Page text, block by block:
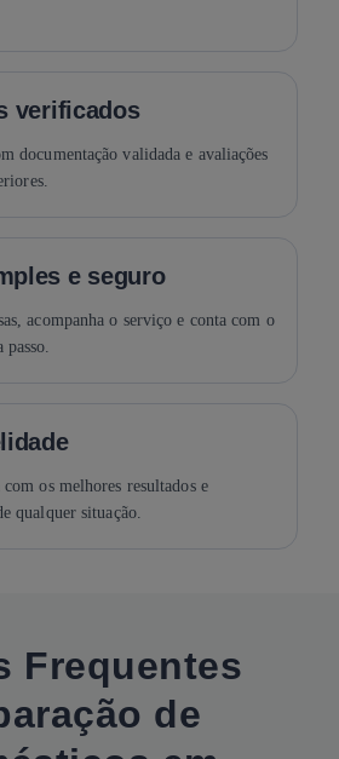
verificados
documentação validada e avaliações
e seguro
acompanha o serviço e conta com o
passo.
os melhores resultados e
qualquer situação.
Frequentes
de